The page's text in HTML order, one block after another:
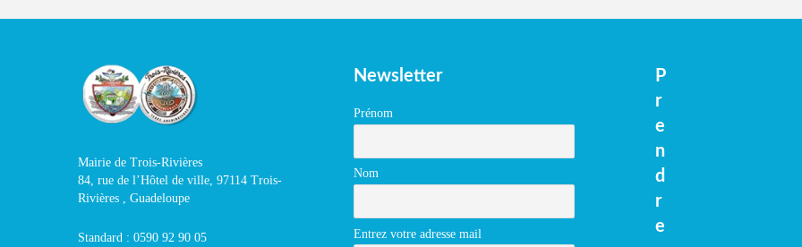
Mairie de Trois-Rivières
84, rue de l’Hôtel de ville, 97114 Trois-
Rivières , Guadeloupe
Standard : 0590 92 90 05
Newsletter
Prénom
Nom
Entrez votre adresse mail
P
r
e
n
d
r
e